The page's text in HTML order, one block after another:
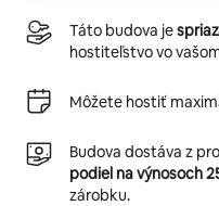
Táto budova je
hostiteľstvo vo
Môžete hostiť
Budova dostáva z
podiel na výnosoch
zárobku.